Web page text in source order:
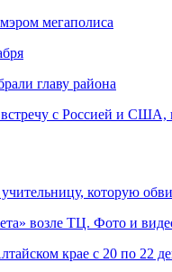
мегаполиса
главу района
с Россией и США,
которую
возле ТЦ. Фото и
крае с 20 по 22